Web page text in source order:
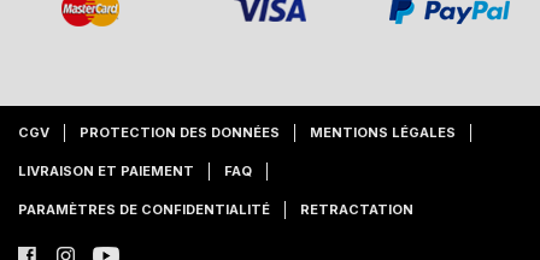
CGV PROTECTION DES DONNÉES MENTIONS LÉGALES
LIVRAISON ET PAIEMENT FAQ
PARAMÈTRES DE CONFIDENTIALITÉ RETRACTATION